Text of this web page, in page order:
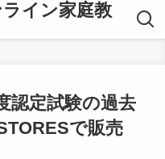
イン家庭教
認定試験の過去
で販売